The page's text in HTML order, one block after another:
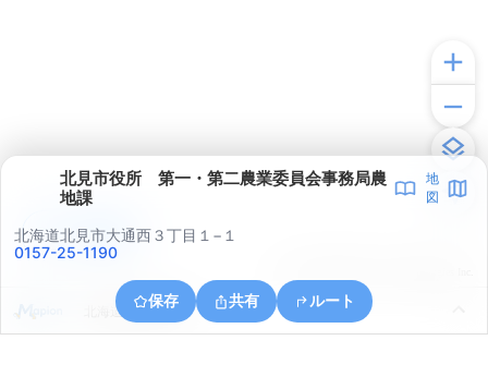
北見市役所 第一・第二農業委員会事務局農
地課
地
図
北海道北見市大通西３丁目１−１
0157-25-1190
保存 共有 ルート
北海道北見市南丘
アプリで見る